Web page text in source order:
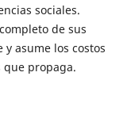
sociales.
de sus
asume los costos
que propaga.